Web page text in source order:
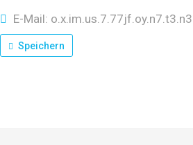
E-Mail:
Speichern